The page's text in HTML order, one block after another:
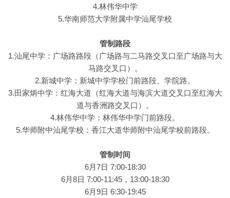
4.林伟华中学
5.华南师范大学附属中学汕尾学校
管制路段
1.汕尾中学：广场路路段（广场路与二马路交叉口至广场路与大
马路交叉口）。
2.新城中学：新城中学学校门前路段、学院路。
3.田家炳中学：红海大道（红海大道与海滨大道交叉口至红海大
道与香洲路交叉口）。
4.林伟华中学：林伟华中学门前路段。
5.华师附中汕尾学校：香江大道华师附中汕尾学校前路段。
管制时间
6月7日 7:00-18:30
6月8日 7:00-11:45，13:00-18:30
6月9日 6:30-19:45